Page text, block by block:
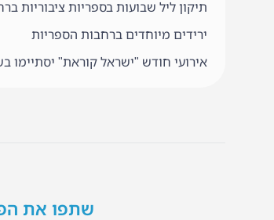
תיקון ליל שבועות בספריות ציבוריות
ירידים מיוחדים ברחבות הספריות
אירועי חודש "ישראל קוראת" יסתיימו
שתפו את